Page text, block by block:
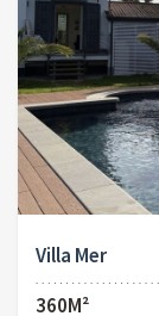
Villa Mer
360M²